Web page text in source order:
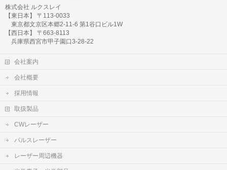
株式会社 ルクスレイ
【東日本】 〒113-0033
東京都文京区本郷2-11-6 第1谷口ビル1W
【西日本】 〒663-8113
兵庫県西宮市甲子園口3-28-22
会社案内
会社概要
採用情報
取扱製品
CWレーザー
パルスレーザー
レーザー周辺機器